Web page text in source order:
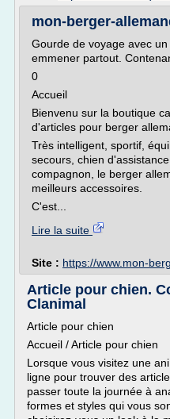
mon-berger-
Gourde de voyage avec
emmener partout.
0
Accueil
Bienvenu sur la boutique
d'articles pour berger
Très intelligent, sportif,
secours, chien
compagnon, le berger
meilleurs accessoires.
C'est...
Lire la suite
Site : https://www.mon-
Article pour chien.
Clanimal
Article pour chien
Accueil / Article pour chien
Lorsque vous visitez une
ligne pour trouver des
passer toute la journée à
formes et styles qui vous